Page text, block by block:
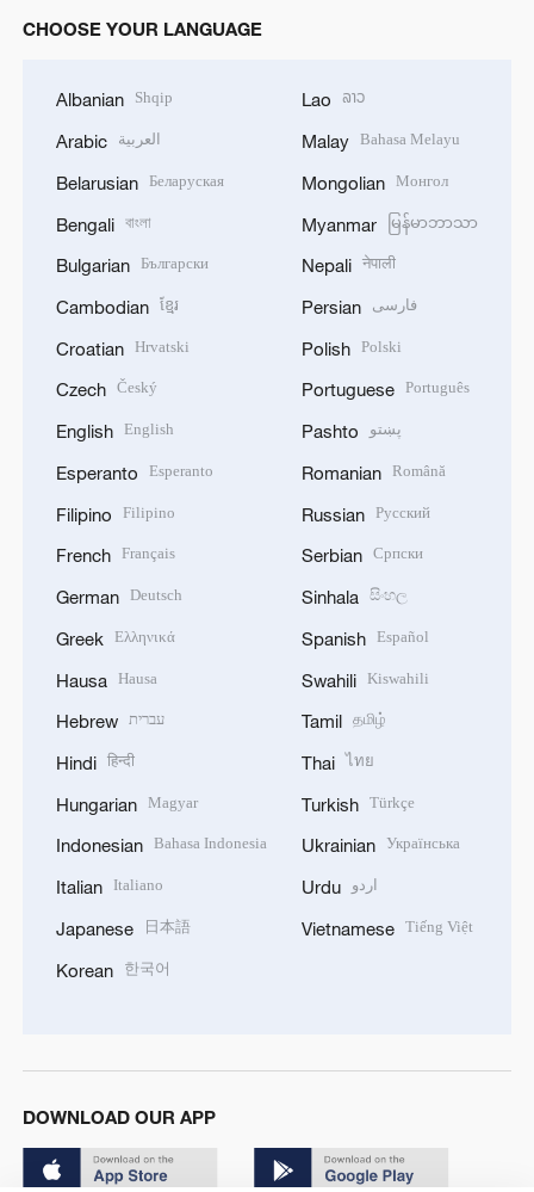
CHOOSE YOUR LANGUAGE
Albanian Shqip
Arabic العربية
Belarusian Беларуская
Bengali বাংলা
Bulgarian Български
Cambodian ខ្មែរ
Croatian Hrvatski
Czech Český
English English
Esperanto Esperanto
Filipino Filipino
French Français
German Deutsch
Greek Ελληνικά
Hausa Hausa
Hebrew עברית
Hindi हिन्दी
Hungarian Magyar
Indonesian Bahasa Indonesia
Italian Italiano
Japanese 日本語
Korean 한국어
Lao ລາວ
Malay Bahasa Melayu
Mongolian Монгол
Myanmar မြန်မာဘာသာ
Nepali नेपाली
Persian فارسی
Polish Polski
Portuguese Português
Pashto پښتو
Romanian Română
Russian Русский
Serbian Српски
Sinhala සිංහල
Spanish Español
Swahili Kiswahili
Tamil தமிழ்
Thai ไทย
Turkish Türkçe
Ukrainian Українська
Urdu اردو
Vietnamese Tiếng Việt
DOWNLOAD OUR APP